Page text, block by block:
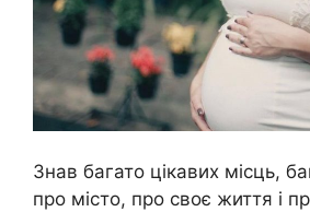
Знав багато цікавих місць,
про місто, про своє життя і